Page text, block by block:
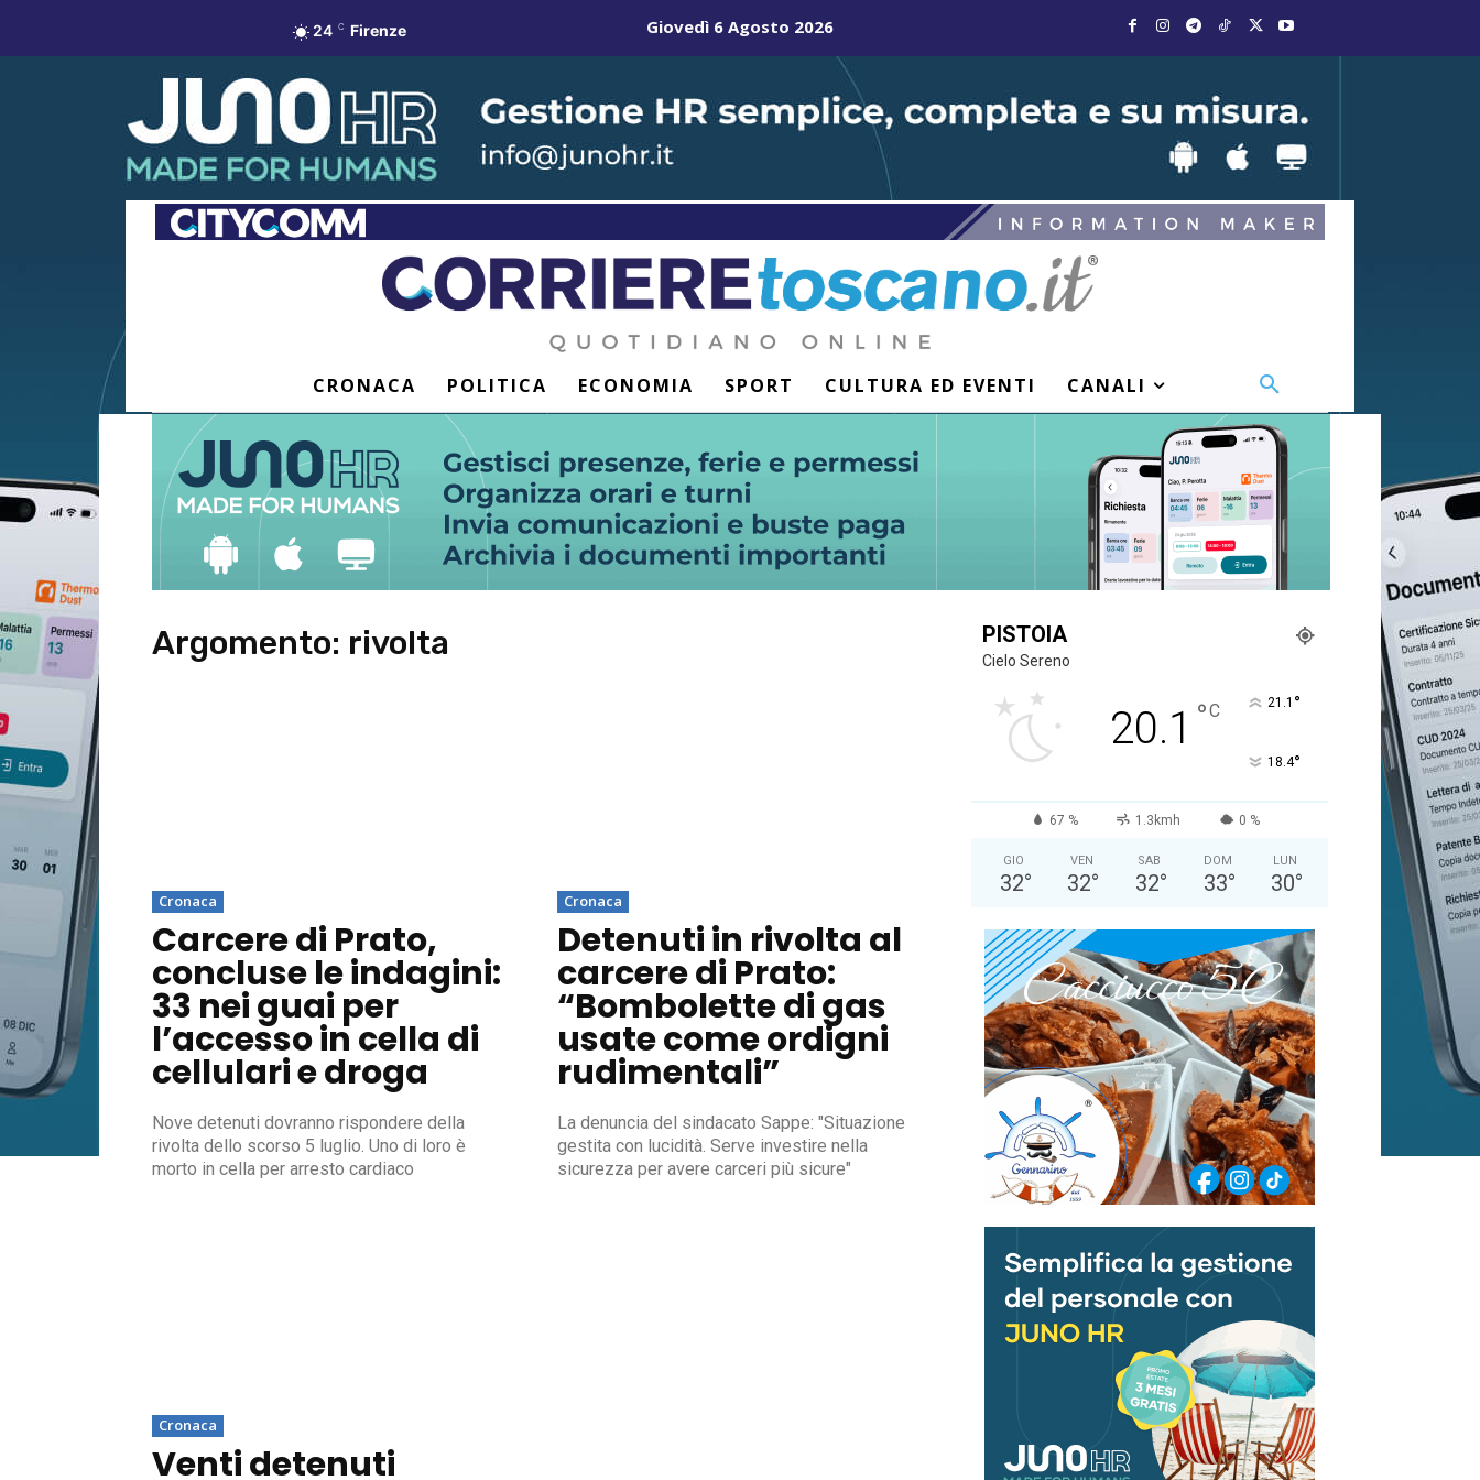
24 C Firenze Giovedì 6 Agosto 2026
CRONACA POLITICA ECONOMIA SPORT CULTURA ED EVENTI CANALI
Argomento: rivolta
Cronaca
Carcere di Prato,
concluse le indagini:
33 nei guai per
l’accesso in cella di
cellulari e droga
Nove detenuti dovranno rispondere della
rivolta dello scorso 5 luglio. Uno di loro è
morto in cella per arresto cardiaco
Cronaca
Detenuti in rivolta al
carcere di Prato:
“Bombolette di gas
usate come ordigni
rudimentali”
La denuncia del sindacato Sappe: "Situazione
gestita con lucidità. Serve investire nella
sicurezza per avere carceri più sicure"
Cronaca
Venti detenuti
PISTOIA
Cielo Sereno
20.1 °C 21.1 °
18.4°
67 % 1.3kmh 0 %
GIO
32°
VEN
32°
SAB
32°
DOM
33°
LUN
30°